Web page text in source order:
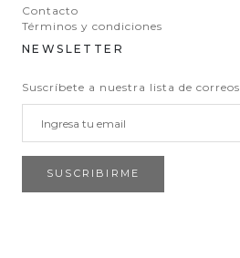
Contacto
Términos y condiciones
NEWSLETTER
Suscríbete a nuestra lista de correos